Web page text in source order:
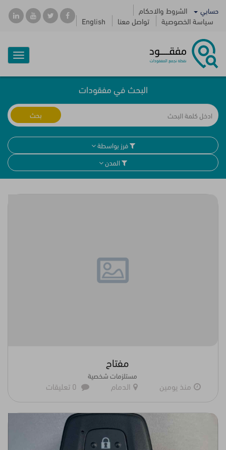
حسابي
الشروط والاحكام
سياسة الخصوصية
تواصل معنا English
البحث في مفقودات
بحث
فرز بواسطة
المدن
مفتاح
مستلزمات شخصية
منذ يومين الدمام